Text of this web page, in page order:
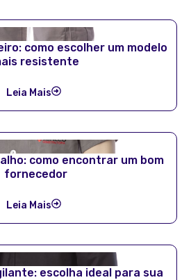
como escolher um modelo
resistente
Leia Mais
como encontrar um bom
fornecedor
Leia Mais
escolha ideal para sua